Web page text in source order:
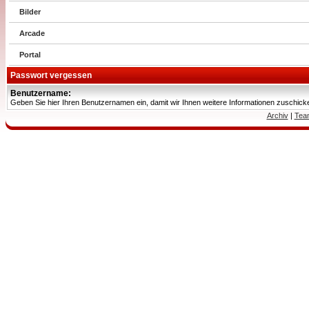
Bilder
Arcade
Portal
Passwort vergessen
Benutzername:
Geben Sie hier Ihren Benutzernamen ein, damit wir Ihnen weitere Informationen
Archiv|